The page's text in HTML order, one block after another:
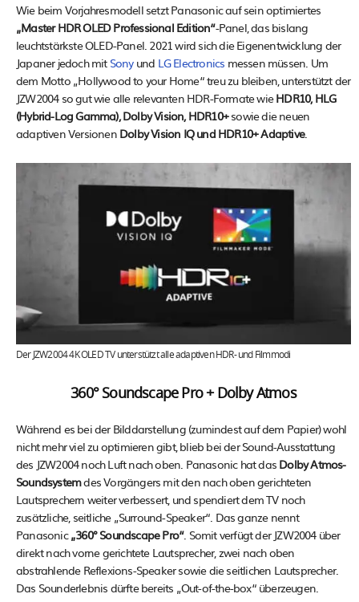
Wie beim Vorjahresmodell setzt Panasonic auf sein optimiertes
„Master HDR OLED Professional Edition“-Panel, das bislang
leuchtstärkste OLED-Panel. 2021 wird sich die Eigenentwicklung der
Japaner jedoch mit Sonyund LG Electronics messen müssen. Um
dem Motto „Hollywood to your Home“ treu zu bleiben, unterstützt der
JZW2004 so gut wie alle relevanten HDR-Formate wieHDR10, HLG
(Hybrid-Log Gamma), Dolby Vision, HDR10+sowie die neuen
adaptiven Versionen Dolby Vision IQ und HDR10+ Adaptive.
Der JZW2004 4K OLED TV unterstützt alle adaptiven HDR- und Filmmodi
360° Soundscape Pro + Dolby Atmos
Während es bei der Bilddarstellung (zumindest auf dem Papier) wohl
nicht mehr viel zu optimieren gibt, blieb bei der Sound-Ausstattung
des JZW2004 noch Luft nach oben. Panasonic hat das Dolby Atmos-
Soundsystemdes Vorgängers mit den nach oben gerichteten
Lautsprechern weiter verbessert, und spendiert dem TV noch
zusätzliche, seitliche „Surround-Speaker“. Das ganze nennt
Panasonic„360° Soundscape Pro“. Somit verfügt der JZW2004 über
direkt nach vorne gerichtete Lautsprecher, zwei nach oben
abstrahlende Reflexions-Speaker sowie die seitlichen Lautsprecher.
Das Sounderlebnis dürfte bereits „Out-of-the-box“ überzeugen.